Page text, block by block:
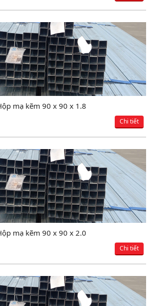
mạ kẽm 90 x 90 x 1.8
Chi tiết
mạ kẽm 90 x 90 x 2.0
Chi tiết
đen 150 x 150 x 3.5
Chi tiết
đen 150 x 150 x 3.8
Chi tiết